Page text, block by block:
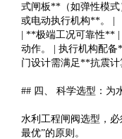
式闸板**（如弹性模
或电动执行机构**。 |
| **极端工况可靠性** |
动作。 | 执行机构配
门设计需满足**抗震
## 四、 科学选型：为
水利工程闸阀选型，
最优”的原则。